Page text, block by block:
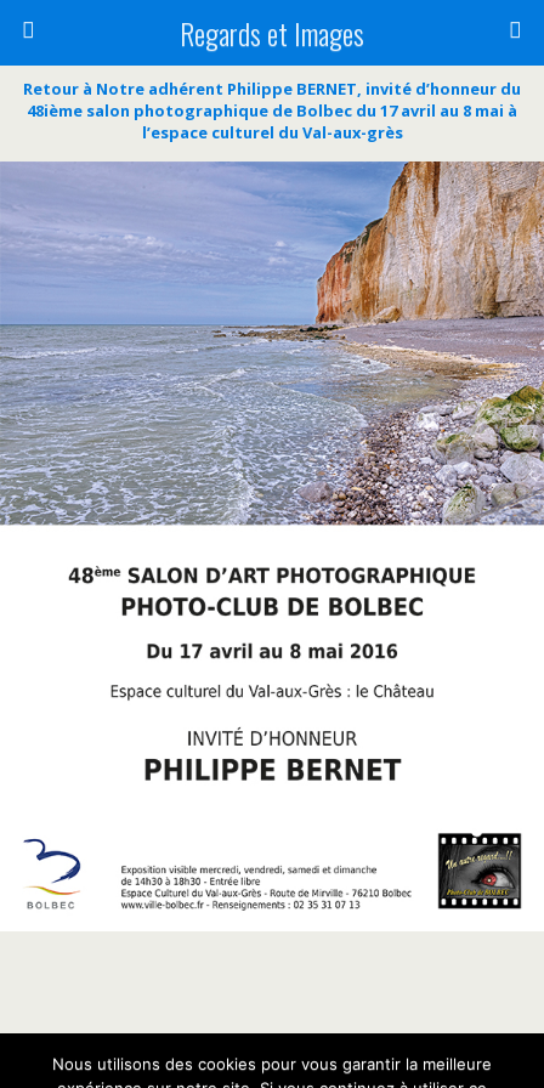
Regards et Images
Retour à Notre adhérent Philippe BERNET, invité d’honneur du
48ième salon photographique de Bolbec du 17 avril au 8 mai à
l’espace culturel du Val-aux-grès
Retour au début
Nous utilisons des cookies pour vous garantir la meilleure